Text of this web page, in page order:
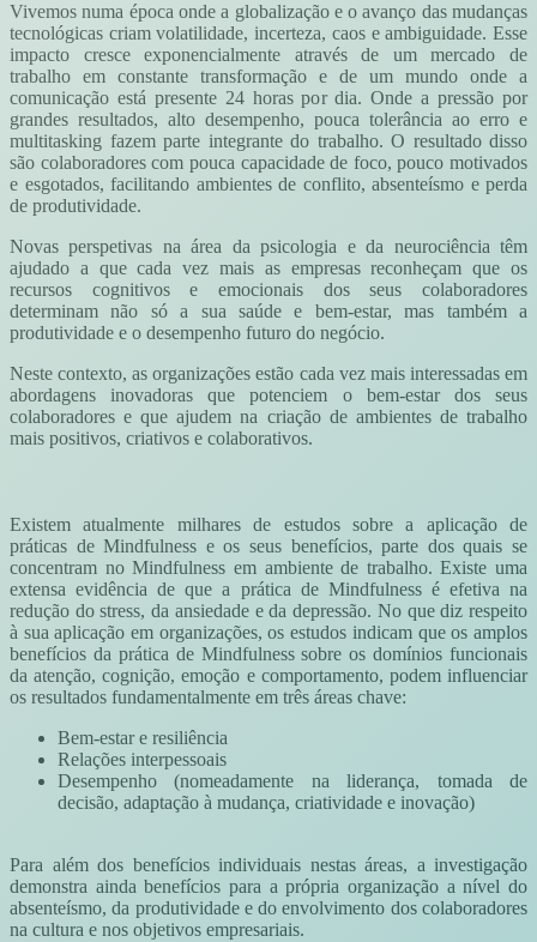
Vivemos numa época onde a globalização e o avanço das mudanças
tecnológicas criam volatilidade, incerteza, caos e ambiguidade. Esse
impacto cresce exponencialmente através de um mercado de
trabalho em constante transformação e de um mundo onde a
comunicação está presente 24 horas por dia. Onde a pressão por
grandes resultados, alto desempenho, pouca tolerância ao erro e
multitasking fazem parte integrante do trabalho. O resultado disso
são colaboradores com pouca capacidade de foco, pouco motivados
e esgotados, facilitando ambientes de conflito, absenteísmo e perda
de produtividade.
Novas perspetivas na área da psicologia e da neurociência têm
ajudado a que cada vez mais as empresas reconheçam que os
recursos cognitivos e emocionais dos seus colaboradores
determinam não só a sua saúde e bem-estar, mas também a
produtividade e o desempenho futuro do negócio.
Neste contexto, as organizações estão cada vez mais interessadas em
abordagens inovadoras que potenciem o bem-estar dos seus
colaboradores e que ajudem na criação de ambientes de trabalho
mais positivos, criativos e colaborativos.
Existem atualmente milhares de estudos sobre a aplicação de
práticas de Mindfulness e os seus benefícios, parte dos quais se
concentram no Mindfulness em ambiente de trabalho. Existe uma
extensa evidência de que a prática de Mindfulness é efetiva na
redução do stress, da ansiedade e da depressão. No que diz respeito
à sua aplicação em organizações, os estudos indicam que os amplos
benefícios da prática de Mindfulness sobre os domínios funcionais
da atenção, cognição, emoção e comportamento, podem influenciar
os resultados fundamentalmente em três áreas chave:
Bem-estar e resiliência
Relações interpessoais
Desempenho (nomeadamente na liderança, tomada de
decisão, adaptação à mudança, criatividade e inovação)
Para além dos benefícios individuais nestas áreas, a investigação
demonstra ainda benefícios para a própria organização a nível do
absenteísmo, da produtividade e do envolvimento dos colaboradores
na cultura e nos objetivos empresariais.